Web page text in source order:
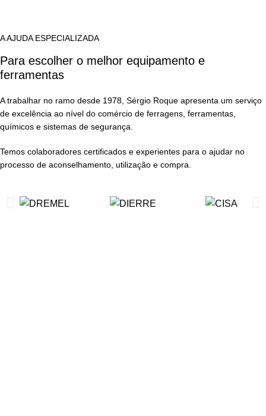
A AJUDA ESPECIALIZADA
Para escolher o melhor equipamento e
ferramentas
A trabalhar no ramo desde 1978, Sérgio Roque apresenta um serviço
de excelência ao nível do comércio de ferragens, ferramentas,
químicos e sistemas de segurança.
Temos colaboradores certificados e experientes para o ajudar no
processo de aconselhamento, utilização e compra.